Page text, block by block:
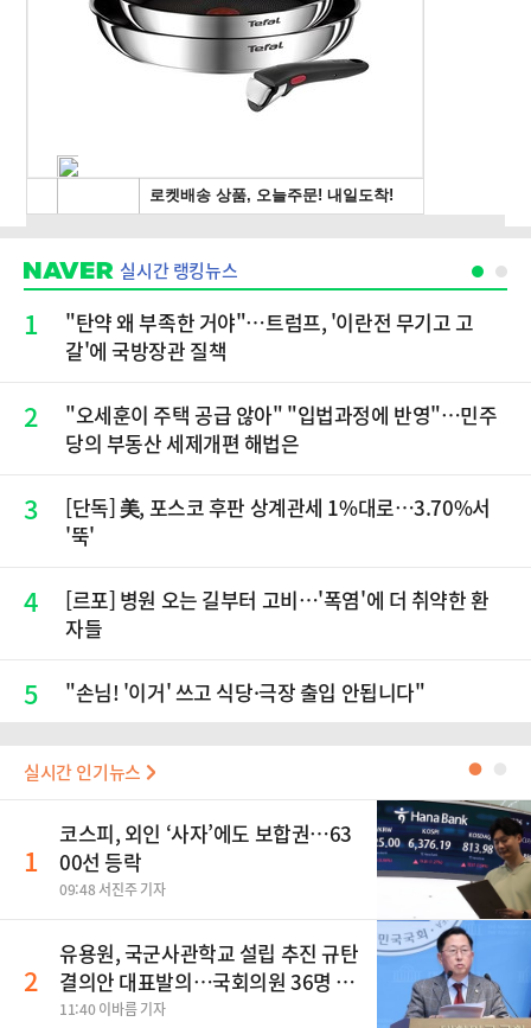
실시간 랭킹뉴스
1
"탄약 왜 부족한 거야"…트럼프, '이란전 무기고 고
갈'에 국방장관 질책
2
"오세훈이 주택 공급 않아" "입법과정에 반영"…민주
당의 부동산 세제개편 해법은
3
[단독] 美, 포스코 후판 상계관세 1%대로…3.70%서
'뚝'
4
[르포] 병원 오는 길부터 고비…'폭염'에 더 취약한 환
자들
5 "손님! '이거' 쓰고 식당·극장 출입 안됩니다"
실시간 인기뉴스 ●
1
코스피, 외인 ‘사자’에도 보합권…63
00선 등락
09:48 서진주 기자
2
유용원, 국군사관학교 설립 추진 규탄
결의안 대표발의…국회의원 36명 동
참
11:40 이바름 기자